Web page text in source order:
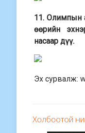
11. Олимпын
өөрийн
насаар дүү.
Эх сурвалж:
Холбоотой